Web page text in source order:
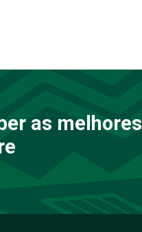
as melhores